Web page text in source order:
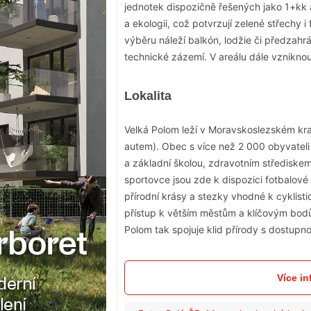
jednotek dispozičně řešených jako
a ekologii, což potvrzují zelené střechy
výběru náleží balkón, lodžie či
technické zázemí. V areálu dále
Lokalita
Velká Polom leží v Moravskoslezském
autem). Obec s více než 2 000
a základní školou, zdravotním
sportovce jsou zde k dispozici
přírodní krásy a stezky vhodné k
přístup k větším městům a klíčovým
Polom tak spojuje klid přírody s
Více